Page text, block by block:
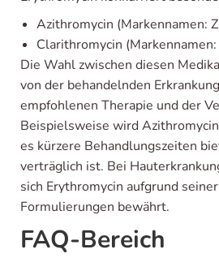
Azithromycin (Markennamen:
Clarithromycin
Die Wahl zwischen diesen
von der behandelnden
empfohlenen Therapie und der
Beispielsweise wird
es kürzere Behandlungszeiten
verträglich ist. Bei
sich Erythromycin aufgrund
Formulierungen bewährt.
FAQ-Bereich